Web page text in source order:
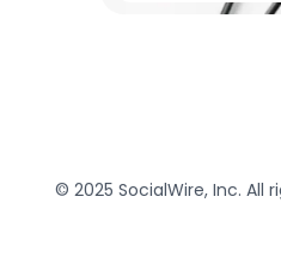
© 2025 SocialWire, Inc. All